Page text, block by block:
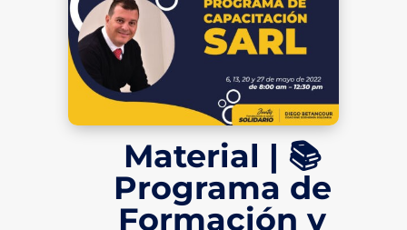
Material | 📚
Programa de
Formación y